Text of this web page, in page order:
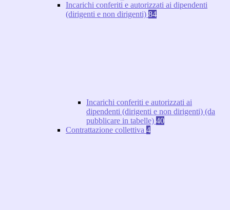
Incarichi conferiti e autorizzati ai dipendenti
(dirigenti e non dirigenti) 84
Incarichi conferiti e autorizzati ai
dipendenti (dirigenti e non dirigenti) (da
pubblicare in tabelle) 40
Contrattazione collettiva 4